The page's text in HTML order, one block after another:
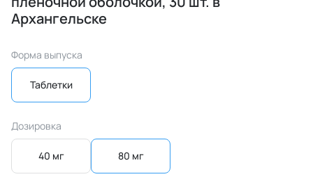
Архангельске
Форма выпуска
Таблетки
Дозировка
40 мг 80 мг